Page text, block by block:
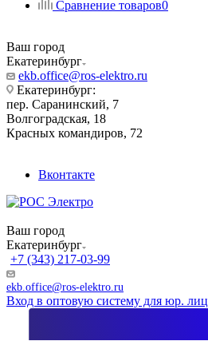
Сравнение товаров0
Ваш город
Екатеринбург
ekb.office@ros-elektro.ru
Екатеринбург:
пер. Саранинский, 7
Волгоградская, 18
Красных командиров, 72
Вконтакте
Ваш город
Екатеринбург
+7 (343) 217-03-99
ekb.office@ros-elektro.ru
Вход в оптовую систему для юр. лиц